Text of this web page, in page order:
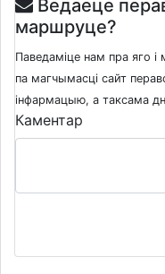
Ведаеце
маршруце?
Паведаміце нам пра яго
па магчымасці сайт
інфармацыю, а таксама
Каментар